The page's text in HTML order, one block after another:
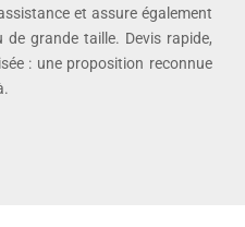
et assure également
de grande taille. Devis rapide,
: une proposition reconnue